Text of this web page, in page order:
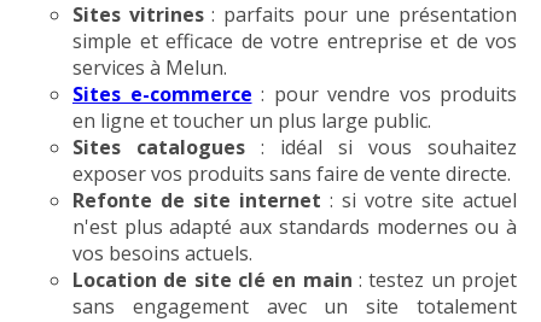
Sites vitrines: parfaits pour une présentation
simple et efficace de votre entreprise et de vos
services à Melun.
Sites e-commerce : pour vendre vos produits
en ligne et toucher un plus large public.
Sites catalogues : idéal si vous souhaitez
exposer vos produits sans faire de vente directe.
Refonte de site internet : si votre site actuel
n'est plus adapté aux standards modernes ou à
vos besoins actuels.
Location de site clé en main : testez un projet
sans engagement avec un site totalement